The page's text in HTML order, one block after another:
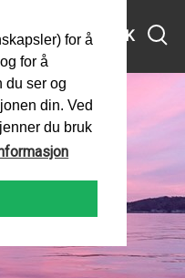
for å
for å
du ser og
din. Ved
du bruk
SØK